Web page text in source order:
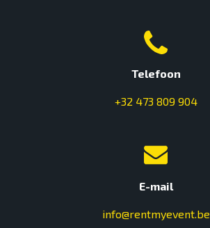
Telefoon
+32 473 809 904
E-mail
info@rentmyevent.be